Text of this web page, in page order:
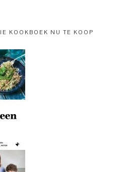
KOOKBOEK NU TE KOOP